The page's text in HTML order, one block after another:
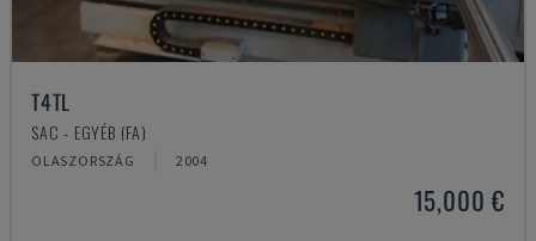
T4TL
SAC - EGYÉB (FA)
OLASZORSZÁG 2004
15,000 €